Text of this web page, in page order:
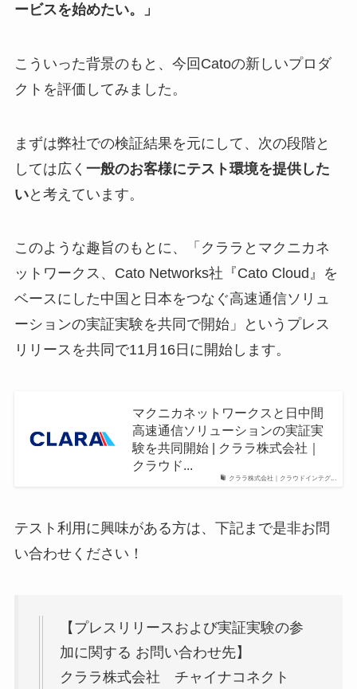
ービスを始めたい。」
こういった背景のもと、今回Catoの新しいプロダ
クトを評価してみました。
まずは弊社での検証結果を元にして、次の段階と
しては広く 一般のお客様にテスト環境を提供した
いと考えています。
このような趣旨のもとに、「クララとマクニカネ
ットワークス、Cato Networks社『Cato Cloud』を
ベースにした中国と日本をつなぐ高速通信ソリュ
ーションの実証実験を共同で開始」というプレス
リリースを共同で11月16日に開始します。
クララ株式会社｜クラウドインテグ...
マクニカネットワークスと日中間
高速通信ソリューションの実証実
験を共同開始 | クララ株式会社｜
クラウド...
テスト利用に興味がある方は、下記まで是非お問
い合わせください！
【プレスリリースおよび実証実験の参
加に関する お問い合わせ先】
クララ株式会社 チャイナコネクト